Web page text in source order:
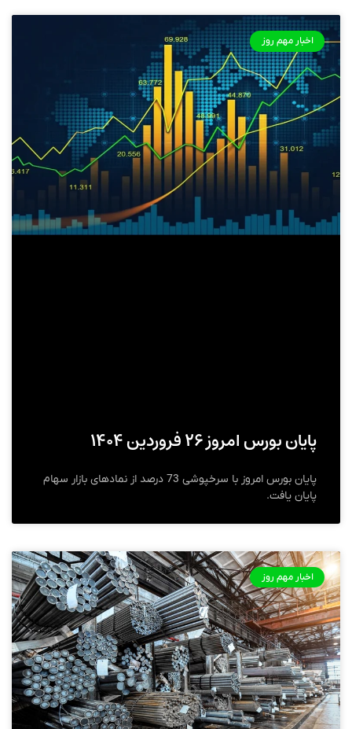
اخبار مهم روز
پایان بورس امروز ۲۶ فروردین ۱۴۰۴
پایان بورس امروز با سرخپوشی 73 درصد از نمادهای بازار سهام
پایان یافت.
اخبار مهم روز